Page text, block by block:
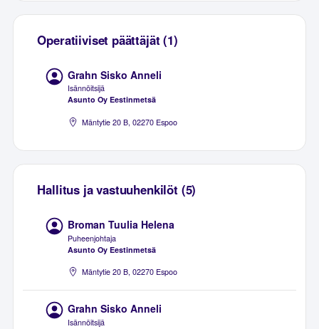
Operatiiviset päättäjät (1)
Grahn Sisko Anneli
Isännöitsijä
Asunto Oy Eestinmetsä
Mäntytie 20 B, 02270 Espoo
Hallitus ja vastuuhenkilöt (5)
Broman Tuulia Helena
Puheenjohtaja
Asunto Oy Eestinmetsä
Mäntytie 20 B, 02270 Espoo
Grahn Sisko Anneli
Isännöitsijä